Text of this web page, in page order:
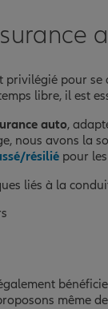
pour
libre, il est
auto,
nous avons la
résilié pour
liés à la
même